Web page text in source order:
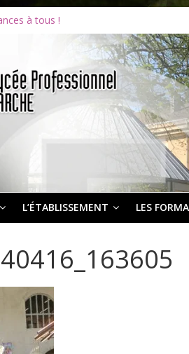
promotion du bénévolat
à tous !
septembre 2026
au Lycée Darche
du podium
L’ÉTABLISSEMENT LES